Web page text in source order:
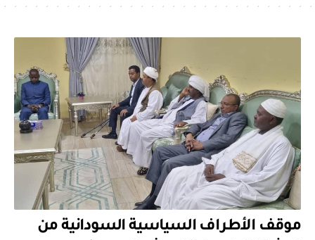
موقف الأطراف السياسية السودانية من